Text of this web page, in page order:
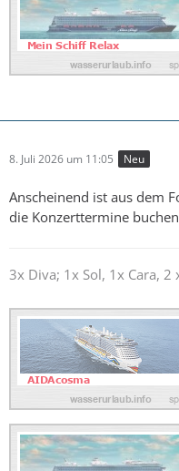
8. Juli 2026 um 11:05 Neu
Anscheinend ist aus dem
die Konzerttermine
3x Diva; 1x Sol, 1x Cara,